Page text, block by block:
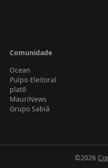
Comunidade
Ocean
Pulpo Eleitoral
platō
MauriNews
Grupo Sabiá
©2026